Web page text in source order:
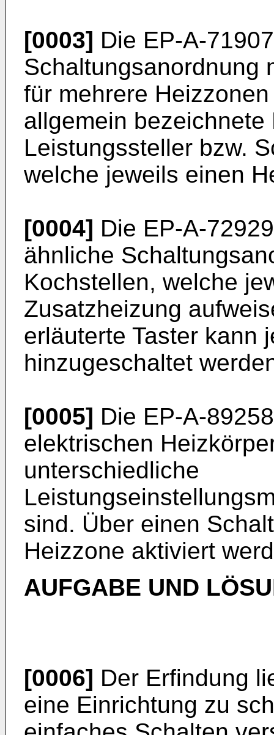
[0003] Die EP-A-
Schaltungsanordnung
für mehrere
allgemein
Leistungssteller bzw.
welche jeweils einen
[0004] Die EP-A-
ähnliche
Kochstellen, welche
Zusatzheizung
erläuterte Taster kann
hinzugeschaltet
[0005] Die EP-A-
elektrischen
unterschiedliche
sind. Über einen
Heizzone aktiviert
AUFGABE UND
[0006] Der Erfindung
eine Einrichtung zu